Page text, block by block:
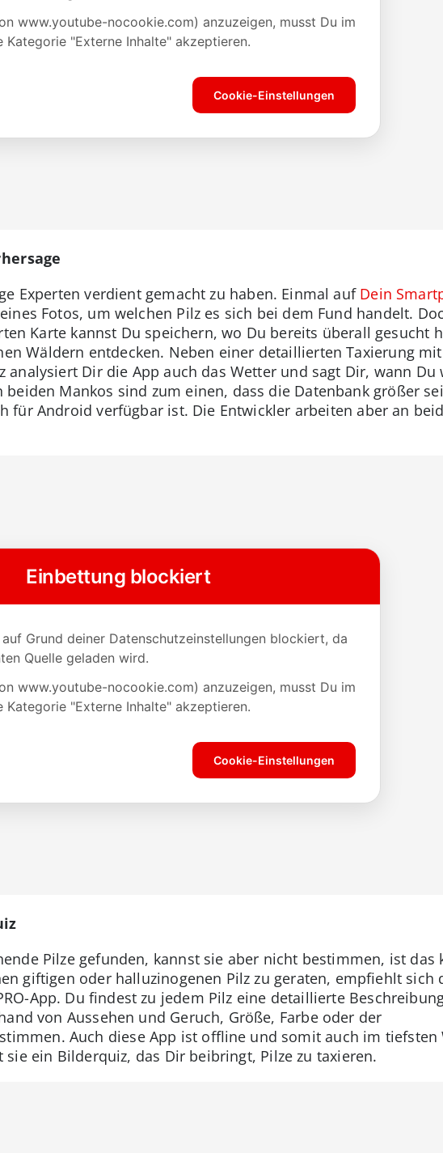
Experten verdient gemacht zu haben. Einmal auf Dein
Fotos, um welchen Pilz es sich bei dem Fund handelt.
Karte kannst Du speichern, wo Du bereits überall gesucht
Wäldern entdecken. Neben einer detaillierten Taxierung mit
Dir die App auch das Wetter und sagt Dir, wann Du
Mankos sind zum einen, dass die Datenbank größer
für Android verfügbar ist. Die Entwickler arbeiten aber an
Pilze gefunden, kannst sie aber nicht bestimmen, ist das
giftigen oder halluzinogenen Pilz zu geraten, empfiehlt sich
App. Du findest zu jedem Pilz eine detaillierte
von Aussehen und Geruch, Größe, Farbe oder der
Auch diese App ist offline und somit auch im tiefsten
ein Bilderquiz, das Dir beibringt, Pilze zu taxieren.